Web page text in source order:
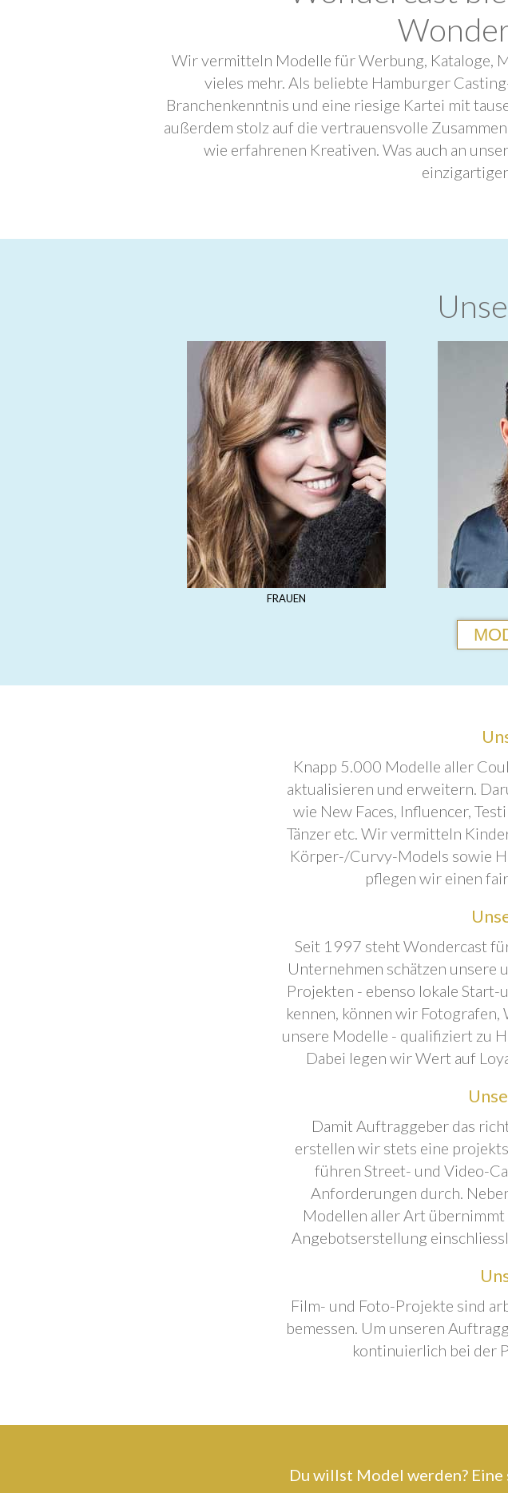
Wir vermitteln Modelle für Werbung, Kataloge,
vieles mehr. Als beliebte Hamburger
Branchenkenntnis und eine riesige Kartei mit
außerdem stolz auf die vertrauensvolle
wie erfahrenen Kreativen. Was auch an
FRAUEN
Knapp 5.000 Modelle aller
aktualisieren und erweitern.
wie New Faces, Influencer,
Tänzer etc. Wir vermitteln
Körper-/Curvy-Models sowie
pflegen wir einen
Seit 1997 steht Wondercast
Unternehmen schätzen unsere
Projekten - ebenso lokale
kennen, können wir
unsere Modelle - qualifiziert zu
Dabei legen wir Wert auf
Damit Auftraggeber das
erstellen wir stets eine
führen Street- und Video-
Anforderungen durch.
Modellen aller Art
Angebotserstellung
Film- und Foto-Projekte sind
bemessen. Um unseren
kontinuierlich bei der
Du willst Model werden? Eine